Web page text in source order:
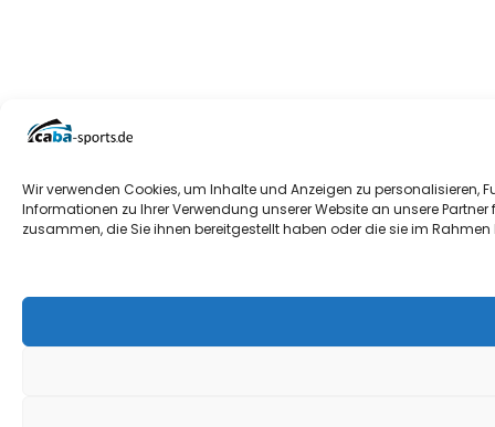
Wir verwenden Cookies, um Inhalte und Anzeigen zu
Informationen zu Ihrer Verwendung unserer Website an unsere
zusammen, die Sie ihnen bereitgestellt haben oder die sie im